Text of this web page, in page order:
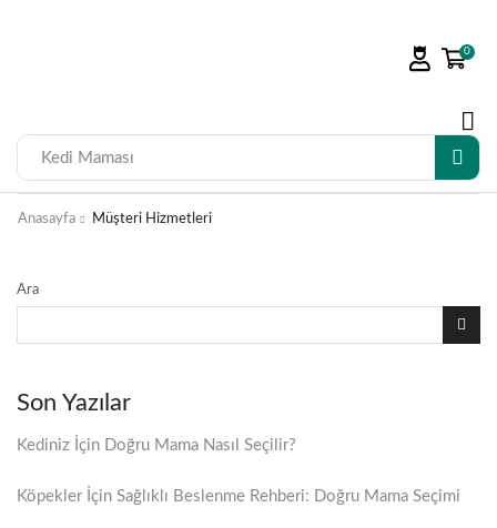
Kedi Maması
0
Anasayfa Müşteri Hizmetleri
Ara
Son Yazılar
Kediniz İçin Doğru Mama Nasıl Seçilir?
Köpekler İçin Sağlıklı Beslenme Rehberi: Doğru Mama Seçimi